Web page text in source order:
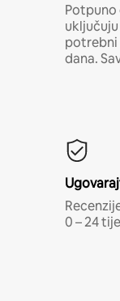
Potpuno
uključuju
potrebni
dana.
0 – 24